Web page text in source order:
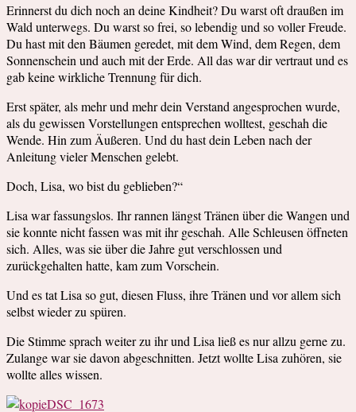
Erinnerst du dich noch an deine Kindheit? Du warst oft draußen im
Wald unterwegs. Du warst so frei, so lebendig und so voller Freude.
Du hast mit den Bäumen geredet, mit dem Wind, dem Regen, dem
Sonnenschein und auch mit der Erde. All das war dir vertraut und es
gab keine wirkliche Trennung für dich.
Erst später, als mehr und mehr dein Verstand angesprochen wurde,
als du gewissen Vorstellungen entsprechen wolltest, geschah die
Wende. Hin zum Äußeren. Und du hast dein Leben nach der
Anleitung vieler Menschen gelebt.
Doch, Lisa, wo bist du geblieben?“
Lisa war fassungslos. Ihr rannen längst Tränen über die Wangen und
sie konnte nicht fassen was mit ihr geschah. Alle Schleusen öffneten
sich. Alles, was sie über die Jahre gut verschlossen und
zurückgehalten hatte, kam zum Vorschein.
Und es tat Lisa so gut, diesen Fluss, ihre Tränen und vor allem sich
selbst wieder zu spüren.
Die Stimme sprach weiter zu ihr und Lisa ließ es nur allzu gerne zu.
Zulange war sie davon abgeschnitten. Jetzt wollte Lisa zuhören, sie
wollte alles wissen.